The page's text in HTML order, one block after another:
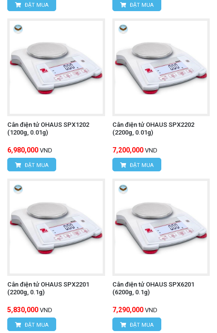
ĐẶT MUA ĐẶT MUA
Cân điện tử OHAUS SPX1202
(1200g, 0.01g)
6,980,000 VND
ĐẶT MUA
Cân điện tử OHAUS SPX2202
(2200g, 0.01g)
7,200,000 VND
ĐẶT MUA
Cân điện tử OHAUS SPX2201
(2200g, 0.1g)
5,830,000 VND
ĐẶT MUA
Cân điện tử OHAUS SPX6201
(6200g, 0.1g)
7,290,000 VND
ĐẶT MUA